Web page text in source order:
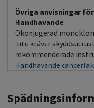
Övriga anvisningar
Handhavande:
Okonjugerad
inte kräver
rekommenderade
Handhavande